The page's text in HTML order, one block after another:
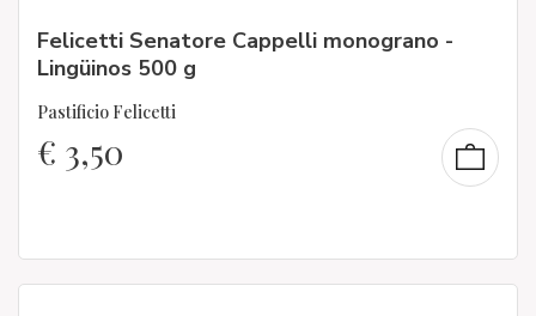
Felicetti Senatore Cappelli monograno -
Lingüinos 500 g
Pastificio Felicetti
€ 3,50